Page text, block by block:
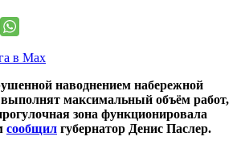
наводнением набережной
максимальный объём работ,
зона функционировала
сообщил губернатор Денис Паслер.